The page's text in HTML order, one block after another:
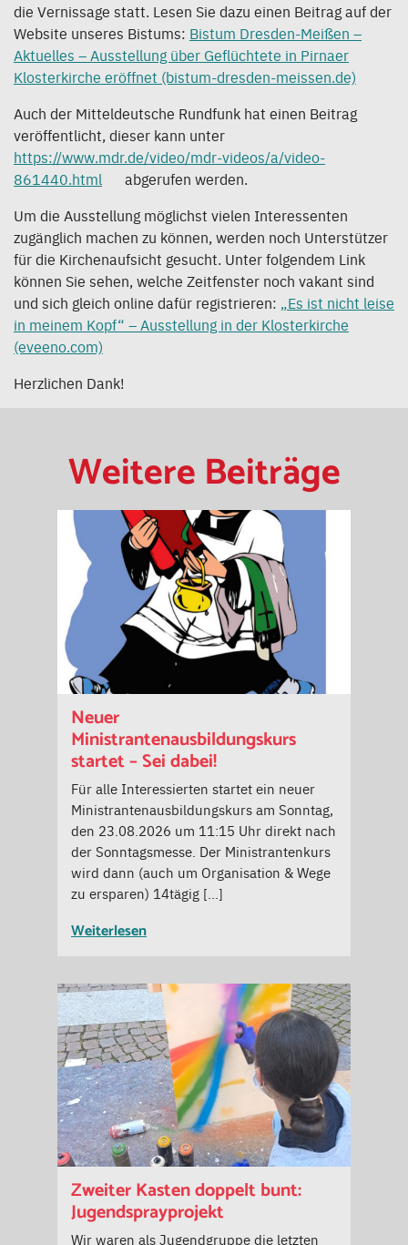
die Vernissage statt. Lesen Sie dazu einen Beitrag auf der
Website unseres Bistums: Bistum Dresden-Meißen –
Aktuelles – Ausstellung über Geflüchtete in Pirnaer
Klosterkirche eröffnet (bistum-dresden-meissen.de)
Auch der Mitteldeutsche Rundfunk hat einen Beitrag
veröffentlicht, dieser kann unter
https://www.mdr.de/video/mdr-videos/a/video-
861440.html
abgerufen werden.
Um die Ausstellung möglichst vielen Interessenten
zugänglich machen zu können, werden noch Unterstützer
für die Kirchenaufsicht gesucht. Unter folgendem Link
können Sie sehen, welche Zeitfenster noch vakant sind
und sich gleich online dafür registrieren: „Es ist nicht leise
in meinem Kopf“ – Ausstellung in der Klosterkirche
(eveeno.com)
Herzlichen Dank!
Weitere Beiträge
Neuer
Ministrantenausbildungskurs
startet – Sei dabei!
Für alle Interessierten startet ein neuer
Ministrantenausbildungskurs am Sonntag,
den 23.08.2026 um 11:15 Uhr direkt nach
der Sonntagsmesse. Der Ministrantenkurs
wird dann (auch um Organisation & Wege
zu ersparen) 14tägig […]
Weiterlesen
Zweiter Kasten doppelt bunt:
Jugendsprayprojekt
Wir waren als Jugendgruppe die letzten